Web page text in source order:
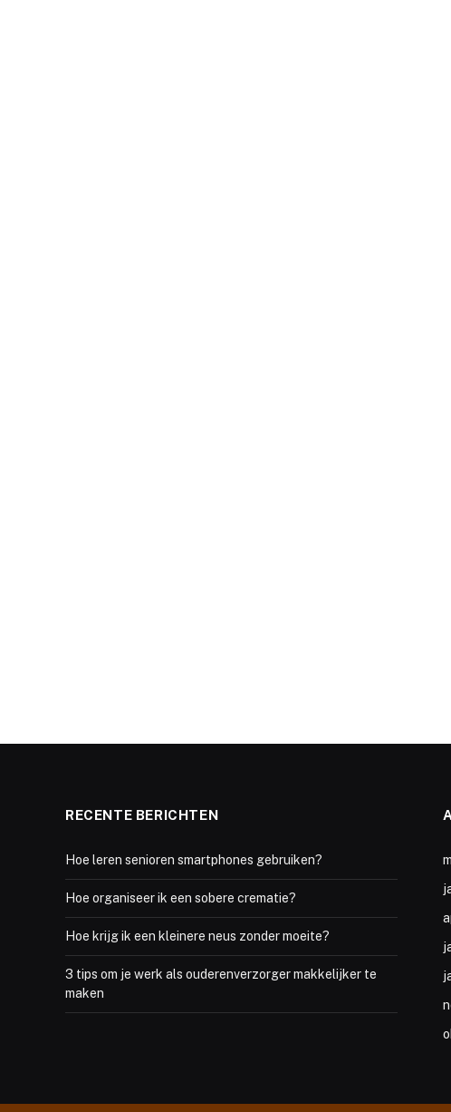
RECENTE BERICHTEN
Hoe leren senioren smartphones gebruiken?
Hoe organiseer ik een sobere crematie?
Hoe krijg ik een kleinere neus zonder moeite?
3 tips om je werk als ouderenverzorger makkelijker te
maken